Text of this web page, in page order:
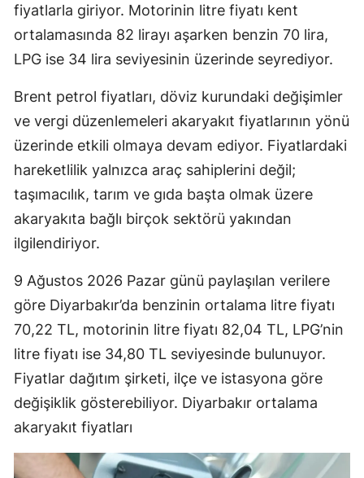
fiyatlarla giriyor. Motorinin litre fiyatı kent
ortalamasında 82 lirayı aşarken benzin 70 lira,
LPG ise 34 lira seviyesinin üzerinde seyrediyor.
Brent petrol fiyatları, döviz kurundaki değişimler
ve vergi düzenlemeleri akaryakıt fiyatlarının yönü
üzerinde etkili olmaya devam ediyor. Fiyatlardaki
hareketlilik yalnızca araç sahiplerini değil;
taşımacılık, tarım ve gıda başta olmak üzere
akaryakıta bağlı birçok sektörü yakından
ilgilendiriyor.
9 Ağustos 2026 Pazar günü paylaşılan verilere
göre Diyarbakır’da benzinin ortalama litre fiyatı
70,22 TL, motorinin litre fiyatı 82,04 TL, LPG’nin
litre fiyatı ise 34,80 TL seviyesinde bulunuyor.
Fiyatlar dağıtım şirketi, ilçe ve istasyona göre
değişiklik gösterebiliyor. Diyarbakır ortalama
akaryakıt fiyatları